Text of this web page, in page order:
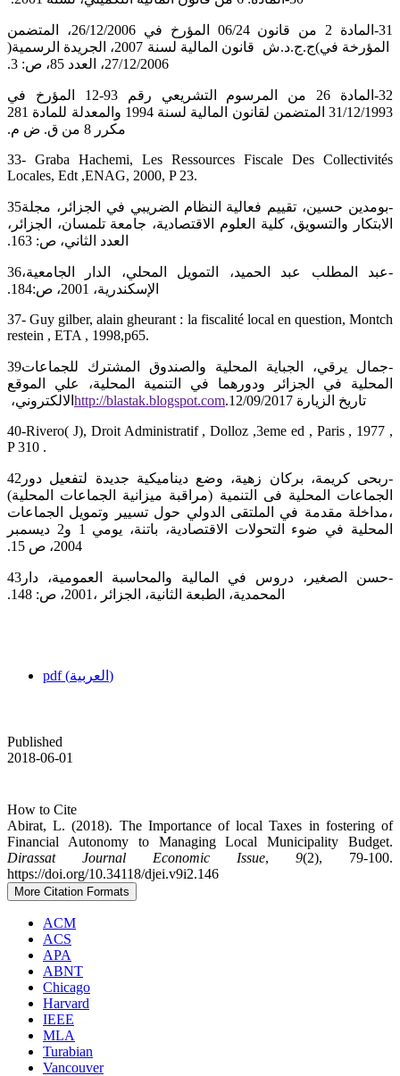
‏31-المادة 2 من قانون 06/24 المؤرخ في 26/12/2006، المتضمن
قانون المالية لسنة 2007، الجريدة الرسمية(‏‎ ‎ج.ج.د.ش ‏‎(‎‏ ‏المؤرخة في
27/12/2006، العدد 85، ص: 3.‏
‏32-المادة 26 من المرسوم التشريعي رقم 93-12 المؤرخ في
31/12/1993 المتضمن لقانون المالية لسنة 1994 والمعدلة للمادة ‏‏281
مكرر 8 من ق. ض م.‏
Locales, Edt‏, ‏ENAG, 2000, P 23. ‎
‎35‎‏-بومدين حسين، تقييم فعالية النظام الضريبي في الجزائر، مجلة
الابتكار والتسويق، كلية العلوم الاقتصادية، جامعة تلمسان، الجزائر،
‏العدد الثاني، ص: 163.‏
‎36‎‏-عبد المطلب عبد الحميد، التمويل المحلي، الدار الجامعية،
الإسكندرية، 2001، ص:184.‏
‎37- Guy gilber, alain gheurant : la fiscalité local en question, Montch
restein , ETA , 1998,p65.‎
‎39‎‏-جمال يرقي، الجباية المحلية والصندوق المشترك للجماعات
المحلية في الجزائر ودورهما في التنمية المحلية، علي الموقع
‏الالكتروني، ‏
تاريخ الزيارة 12/09/2017.‏
‎40-Rivero( J), Droit Administratif , Dolloz ,3eme ed , Paris , 1977 ,
P 310 .‎
‎42‎‏-ربحى كريمة، بركان زهية، وضع ديناميكية جديدة لتفعيل دور
الجماعات المحلية فى التنمية (مراقبة ميزانية الجماعات المحلية)
‏،مداخلة مقدمة في الملتقى الدولي حول تسيير وتمويل الجماعات
المحلية في ضوء التحولات الاقتصادية، باتنة، يومي 1 و2 ديسمبر
‎43‎‏-حسن الصغير، دروس في المالية والمحاسبة العمومية، دار
المحمدية، الطبعة الثانية، الجزائر ،2001، ص: 148.‏
pdf (العربية)
Published
2018-06-01
How to Cite
Abirat, L. (2018). The Importance of local Taxes in fostering of
Financial Autonomy to ‎Managing Local Municipality Budget.
Dirassat Journal Economic Issue, 9(2), 79-100.
https://doi.org/10.34118/djei.v9i2.146
More Citation Formats
ACM
ACS
APA
ABNT
Chicago
Harvard
IEEE
MLA
Turabian
Vancouver